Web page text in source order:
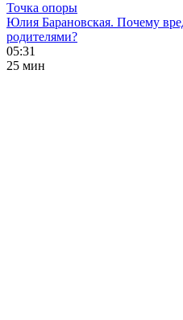
Точка опоры
Юлия Барановская. Почему
родителями?
05:31
25 мин